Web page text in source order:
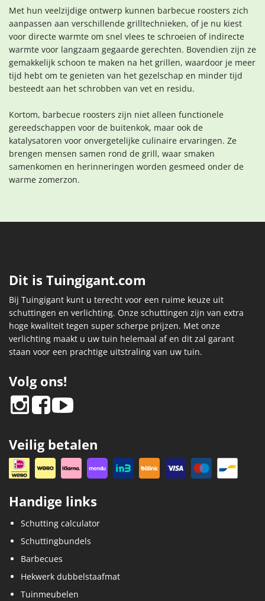
Met hun veelzijdige ontwerp kunnen barbecue roosters zich
aanpassen aan verschillende grilltechnieken, of je nu kiest
voor directe warmte om snel vlees te schroeien of indirecte
warmte voor langzaam gegaarde gerechten. Bovendien zijn ze
gemakkelijk schoon te maken na het grillen, waardoor je meer
tijd hebt om te genieten van het gezelschap en minder tijd
besteedt aan het schrobben van vet en residu.
Kortom, barbecue roosters zijn niet alleen functionele
gereedschappen voor de buitenkok, maar ook de
katalysatoren voor onvergetelijke culinaire ervaringen. Ze
brengen mensen samen rond de grill, waar smaken
samenkomen en herinneringen worden gesmeed onder de
warme zomerzon.
Dit is Tuingigant.com
Bij Tuingigant kunt u terecht voor een ruime keuze uit
schuttingen en verlichting. Onze schuttingen zijn van extra
hoge kwaliteit tegen super scherpe prijzen. Met onze
verlichting maakt u uw tuin helemaal af en dit zal garant
staan voor een prachtige uitstraling van uw tuin.
Volg ons!
Veilig betalen
Handige links
Schutting calculator
Schuttingbundels
Barbecues
Hekwerk dubbelstaafmat
Tuinmeubelen